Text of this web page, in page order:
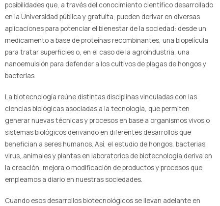
posibilidades que, a través del conocimiento científico desarrollado
en la Universidad pública y gratuita, pueden derivar en diversas
aplicaciones para potenciar el bienestar de la sociedad: desde un
medicamento a base de proteínas recombinantes, una biopelícula
para tratar superficies o, en el caso de la agroindustria, una
nanoemulsión para defender a los cultivos de plagas de hongos y
bacterias.
La biotecnología reúne distintas disciplinas vinculadas con las
ciencias biológicas asociadas a la tecnología, que permiten
generar nuevas técnicas y procesos en base a organismos vivos o
sistemas biológicos derivando en diferentes desarrollos que
benefician a seres humanos. Así, el estudio de hongos, bacterias,
virus, animales y plantas en laboratorios de biotecnología deriva en
la creación, mejora o modificación de productos y procesos que
empleamos a diario en nuestras sociedades.
Cuando esos desarrollos biotecnológicos se llevan adelante en